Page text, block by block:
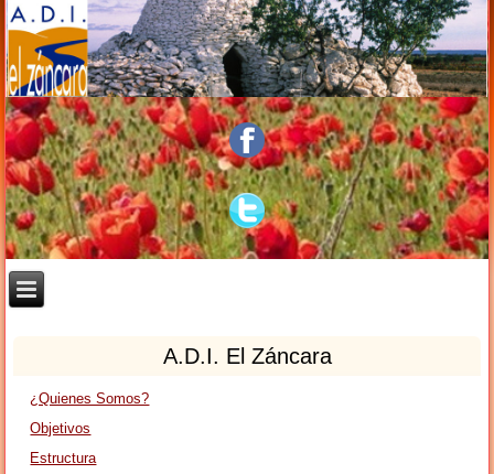
A.D.I. El Záncara
¿Quienes Somos?
Objetivos
Estructura